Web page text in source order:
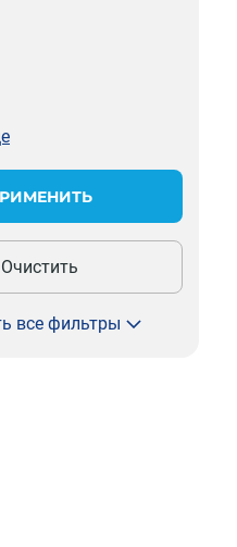
Очистить
все фильтры